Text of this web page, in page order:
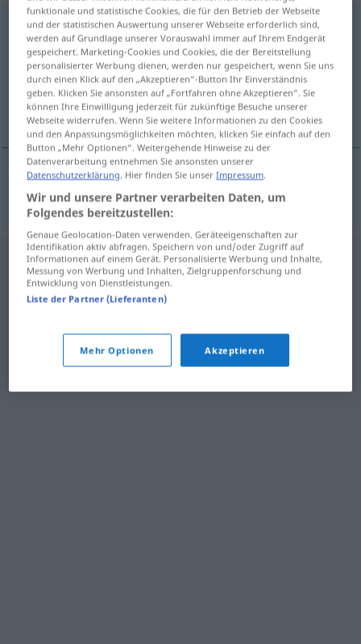
Kämpferinf <Kämpferin;-nen>
Übersicht aller Übersetzungen
(Für mehr Details die Übersetzung anklicken/antippen)
bojovnice
bojovnicef Kämpferin MIL
funktionale und statistische Cookies, die für den Betrieb der Webseite
und der statistischen Auswertung unserer Webseite erforderlich sind,
werden auf Grundlage unserer Vorauswahl immer auf Ihrem Endgerät
gespeichert. Marketing-Cookies und Cookies, die der Bereitstellung
personalisierter Werbung dienen, werden nur gespeichert, wenn Sie uns
durch einen Klick auf den „Akzeptieren“-Button Ihr Einverständnis
geben. Klicken Sie ansonsten auf „Fortfahren ohne Akzeptieren“. Sie
können Ihre Einwilligung jederzeit für zukünftige Besuche unserer
Webseite widerrufen. Wenn Sie weitere Informationen zu den Cookies
und den Anpassungsmöglichkeiten möchten, klicken Sie einfach auf den
Button „Mehr Optionen“. Weitergehende Hinweise zu der
Datenverarbeitung entnehmen Sie ansonsten unserer
Datenschutzerklärung. Hier finden Sie unserImpressum.
Wir und unsere Partner verarbeiten Daten, um
Folgendes bereitzustellen:
Genaue Geolocation-Daten verwenden. Geräteeigenschaften zur
Identifikation aktiv abfragen. Speichern von und/oder Zugriff auf
Informationen auf einem Gerät. Personalisierte Werbung und Inhalte,
Messung von Werbung und Inhalten, Zielgruppenforschung und
Entwicklung von Dienstleistungen.
Liste der Partner (Lieferanten)
Mehr Optionen Akzeptieren